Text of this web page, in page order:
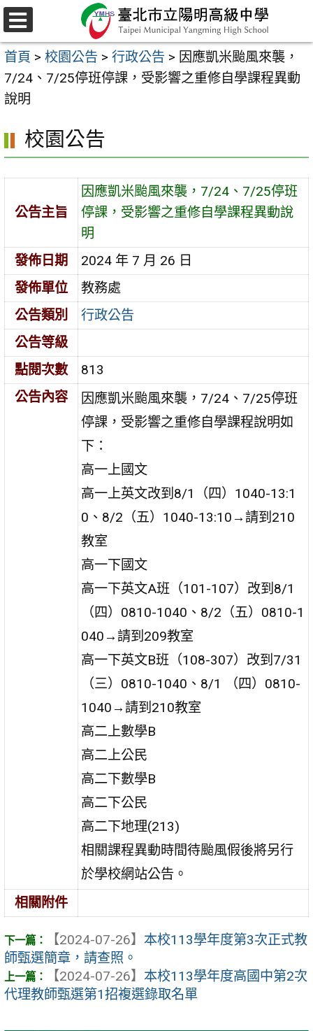
跳
至
主
要
內
區
選
單
首頁 > 校園公告 > 行政公告 > 因應凱米颱風來襲，
7/24、7/25停班停課，受影響之重修自學課程異動
說明
校園公告
公告主旨
因應凱米颱風來襲，7/24、7/25停班
停課，受影響之重修自學課程異動說
明
發佈日期
2024 年 7 月 26 日
發佈單位
教務處
公告類別
行政公告
公告等級
點閱次數
813
公告內容
因應凱米颱風來襲，7/24、7/25停班
停課，受影響之重修自學課程說明如
下：
高一上國文
高一上英文改到8/1（四）1040-13:1
0、8/2（五）1040-13:10→請到210
教室
高一下國文
高一下英文A班（101-107）改到8/1
（四）0810-1040、8/2（五）0810-1
040→請到209教室
高一下英文B班（108-307）改到7/31
（三）0810-1040、8/1 （四）0810-
1040→請到210教室
高二上數學B
高二上公民
高二下數學B
高二下公民
高二下地理(213)
相關課程異動時間待颱風假後將另行
於學校網站公告。
相關附件
【2024-07-26】 本校113學年度第3次正式教
師甄選簡章，請查照。
【2024-07-26】 本校113學年度高國中第2次
代理教師甄選第1招複選錄取名單